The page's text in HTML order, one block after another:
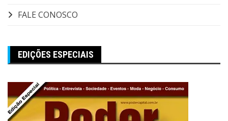
FALE CONOSCO
EDIÇÕES ESPECIAIS